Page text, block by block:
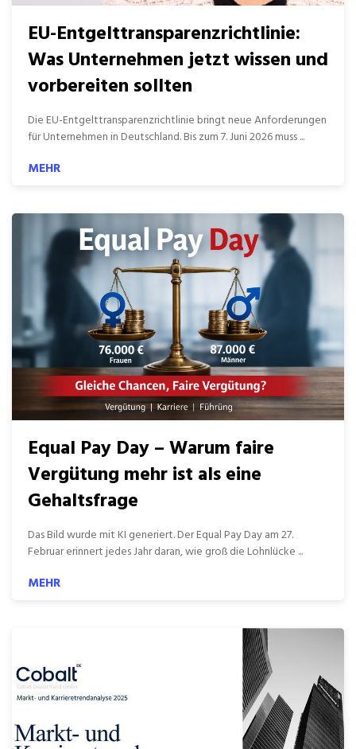
EU-Entgelttransparenzrichtlinie:
Was Unternehmen jetzt wissen und
vorbereiten sollten
Die EU-Entgelttransparenzrichtlinie bringt neue Anforderungen
für Unternehmen in Deutschland. Bis zum 7. Juni 2026 muss ...
MEHR
Equal Pay Day – Warum faire
Vergütung mehr ist als eine
Gehaltsfrage
Das Bild wurde mit KI generiert. Der Equal Pay Day am 27.
Februar erinnert jedes Jahr daran, wie groß die Lohnlücke ...
MEHR